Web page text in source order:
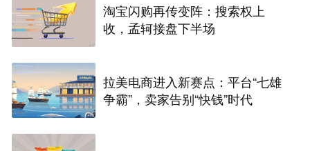
淘宝闪购再传变阵：搜索权上
收，孟轲接盘下半场
拉美电商进入新赛点：平台“七雄
争霸”，卖家告别“快钱”时代